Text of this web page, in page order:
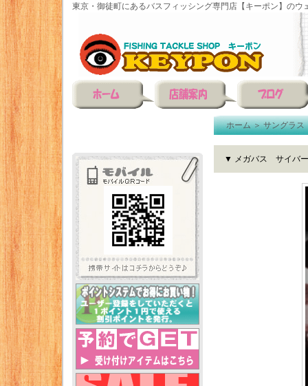
東京・御徒町にあるバスフィッシング専門店【キーポン】のウ
ホーム＞サングラス
▼ メガバス サイバ